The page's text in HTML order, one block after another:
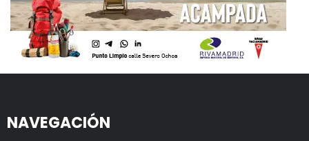
NAVEGACIÓN